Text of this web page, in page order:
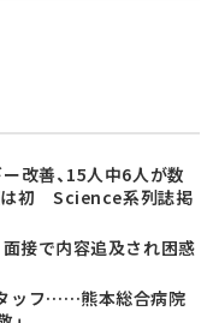
改善、15人中6人が数
初 Science系列誌掲
接で内容追及され困惑
ッフ……熊本総合病院